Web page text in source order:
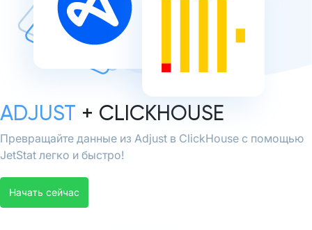
ADJUST + CLICKHOUSE
Превращайте данные из Adjust в ClickHouse с помощью
JetStat легко и быстро!
Начать сейчас